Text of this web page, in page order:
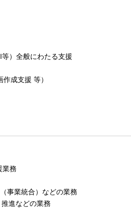
）全般にわたる支援
成支援 等）
業務
事業統合）などの業務
進などの業務